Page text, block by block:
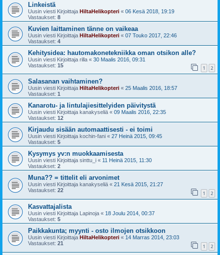
Linkeistä
Uusin viesti Kirjoittaja HiltaHelikopteri « 06 Kesä 2018, 19:19
Vastaukset: 8
Kuvien laittaminen tänne on vaikeaa
Uusin viesti Kirjoittaja HiltaHelikopteri « 07 Touko 2017, 22:46
Vastaukset: 4
Kehitysidea: hautomakonetekniikka oman otsikon alle?
Uusin viesti Kirjoittaja rilla « 30 Maalis 2016, 09:31
Vastaukset: 15 1 2
Salasanan vaihtaminen?
Uusin viesti Kirjoittaja HiltaHelikopteri « 25 Maalis 2016, 18:57
Vastaukset: 1
Kanarotu- ja lintulajiesittelyiden päivitystä
Uusin viesti Kirjoittaja kanakyseliä « 09 Maalis 2016, 22:35
Vastaukset: 12
Kirjaudu sisään automaattisesti - ei toimi
Uusin viesti Kirjoittaja kochin-fani « 27 Heinä 2015, 09:45
Vastaukset: 5
Kysymys yv:n muokkaamisesta
Uusin viesti Kirjoittaja sinttu_i « 11 Heinä 2015, 11:30
Vastaukset: 2
Muna?? = tittelit eli arvonimet
Uusin viesti Kirjoittaja kanakyseliä « 21 Kesä 2015, 21:27
Vastaukset: 22 1 2
Kasvattajalista
Uusin viesti Kirjoittaja Lapinoja « 18 Joulu 2014, 00:37
Vastaukset: 5
Paikkakunta; myynti - osto ilmojen otsikkoon
Uusin viesti Kirjoittaja HiltaHelikopteri « 14 Marras 2014, 23:03
Vastaukset: 21 1 2